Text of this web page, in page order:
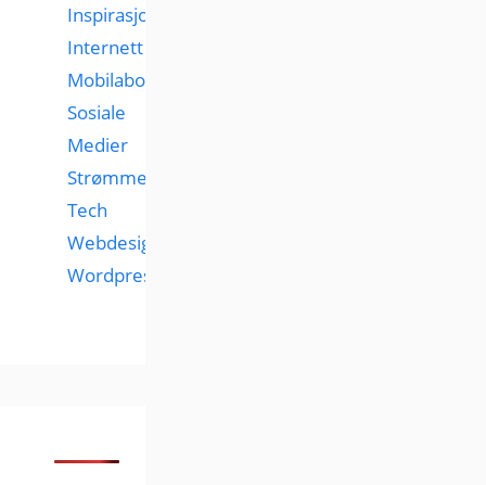
Inspirasjon
Internett
Mobilabonnementer
Sosiale
Medier
Strømmetjenester
Tech
Webdesign
Wordpress